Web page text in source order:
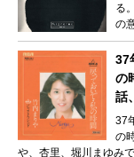
る
の
37
の
話
37
の
や、杏里、堀川まゆみ